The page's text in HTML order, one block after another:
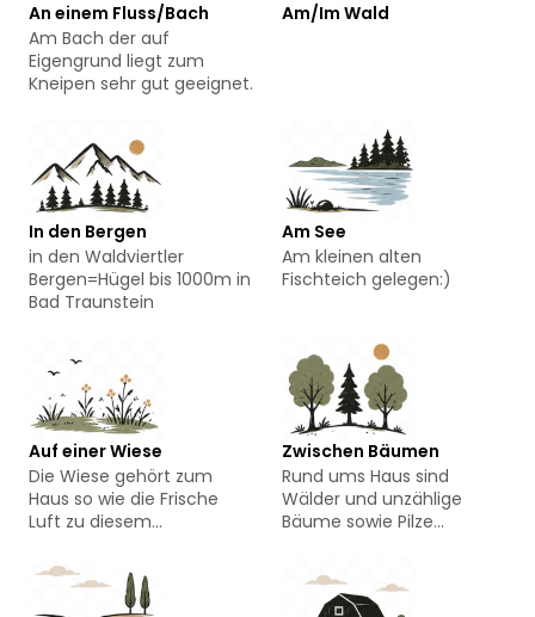
An einem Fluss/Bach
Am Bach der auf
Eigengrund liegt zum
Kneipen sehr gut geeignet.
Am/Im Wald
In den Bergen
in den Waldviertler
Bergen=Hügel bis 1000m in
Bad Traunstein
Am See
Am kleinen alten
Fischteich gelegen:)
Auf einer Wiese
Die Wiese gehört zum
Haus so wie die Frische
Luft zu diesem
Zwischen Bäumen
Rund ums Haus sind
Wälder und unzählige
Bäume sowie Pilze